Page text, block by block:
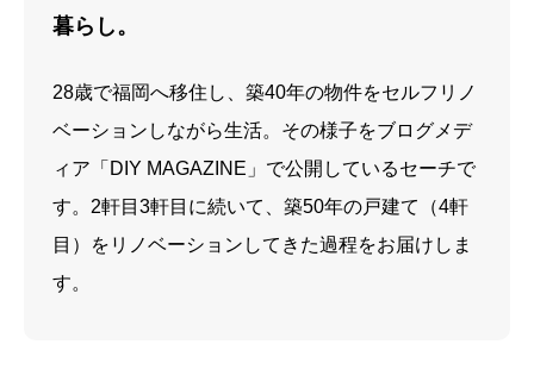
暮らし。
28歳で福岡へ移住し、築40年の物件をセルフリノ
ベーションしながら生活。その様子をブログメデ
ィア「DIY MAGAZINE」で公開しているセーチで
す。2軒目3軒目に続いて、築50年の戸建て（4軒
目）をリノベーションしてきた過程をお届けしま
す。